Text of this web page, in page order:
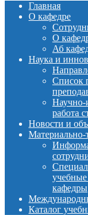
Главная
О кафедре
О
Аб
Наука и
Список
Научно-
работа
Новости и
Материально-
кафедры
Каталог